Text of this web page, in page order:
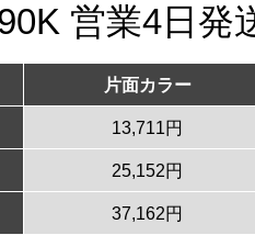
営業4日発
片面カラー
13,711円
25,152円
37,162円